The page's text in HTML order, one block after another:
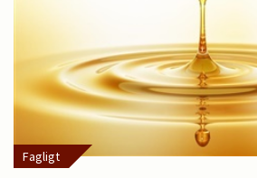
Fagligt